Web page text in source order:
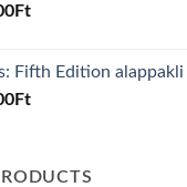
Ft
Fifth Edition
Ft